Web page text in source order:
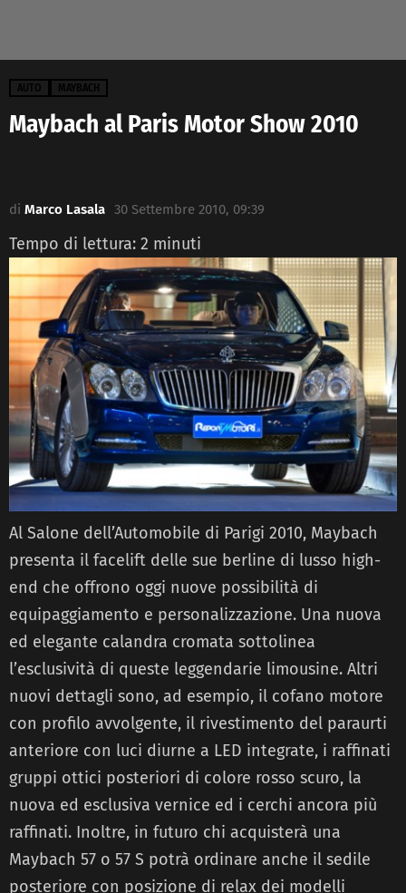
AUTO MAYBACH
Maybach al Paris Motor Show 2010
di Marco Lasala 30 Settembre 2010, 09:39
Tempo di lettura: 2 minuti
Al Salone dell’Automobile di Parigi 2010, Maybach
presenta il facelift delle sue berline di lusso high-
end che offrono oggi nuove possibilità di
equipaggiamento e personalizzazione. Una nuova
ed elegante calandra cromata sottolinea
l’esclusività di queste leggendarie limousine. Altri
nuovi dettagli sono, ad esempio, il cofano motore
con profilo avvolgente, il rivestimento del paraurti
anteriore con luci diurne a LED integrate, i raffinati
gruppi ottici posteriori di colore rosso scuro, la
nuova ed esclusiva vernice ed i cerchi ancora più
raffinati. Inoltre, in futuro chi acquisterà una
Maybach 57 o 57 S potrà ordinare anche il sedile
posteriore con posizione di relax dei modelli